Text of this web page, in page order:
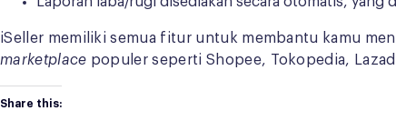
iSeller memiliki semua fitur untuk membantu kamu
marketplace populer seperti Shopee, Tokopedia,
Share this: